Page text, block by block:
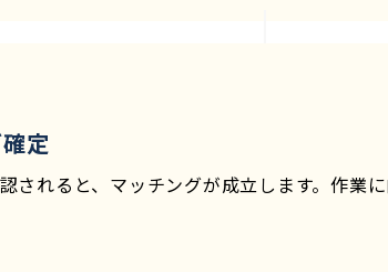
定
されると、マッチングが成立します。作業